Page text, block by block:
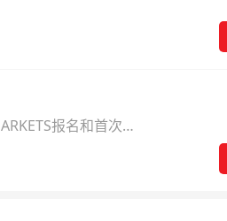
报名和首次入